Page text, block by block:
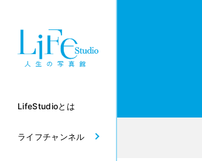
LifeStudioとは
ライフチャンネル